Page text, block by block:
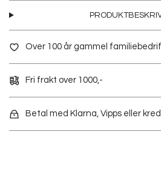
Over 100 år gammel
Fri frakt over 1000,-
Betal med Klarna, Vipps eller